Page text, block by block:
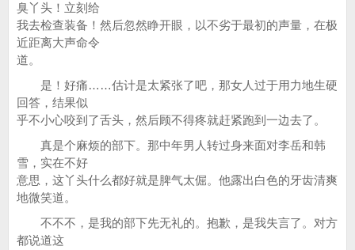
臭丫头！立刻给
我去检查装备！然后忽然睁开眼，以不劣于最初的声量，在极
近距离大声命令
道。
是！好痛……估计是太紧张了吧，那女人过于用力地生硬
回答，结果似
乎不小心咬到了舌头，然后顾不得疼就赶紧跑到一边去了。
真是个麻烦的部下。那中年男人转过身来面对李岳和韩
雪，实在不好
意思，这丫头什么都好就是脾气太倔。他露出白色的牙齿清爽
地微笑道。
不不不，是我的部下先无礼的。抱歉，是我失言了。对方
都说道这